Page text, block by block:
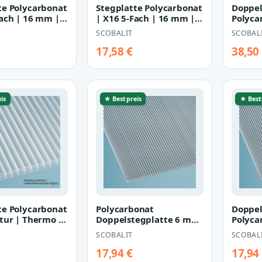
Polycarbonat
| 16 mm |
mm |
Stegplatte Polycarbonat
| X16 5-Fach | 16 mm |
Breite 1200 mm |
glaskl…
SCOBALIT
17,58 €
| 16
mm |
38,50
Polycarbonat
| Thermo |
1200
★ Bestpreis
Polycarbonat
Doppelstegplatte 6 mm
in glasklar mit 1050 mm
Breite
SCOBALIT
17,94 €
★
Breite
17,94